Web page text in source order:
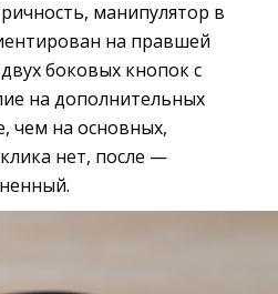
манипулятор в
на правшей
боковых кнопок с
на дополнительных
чем на основных,
нет, после —